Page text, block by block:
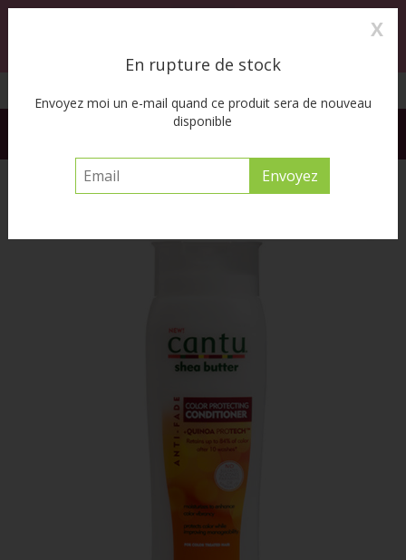
0
FREE SHIPPING ACROSS CANADA on orders of $55 or more
/ Shea Butter Color Protecting Conditioner 13.5oz
En rupture de stock
Envoyez moi un e-mail quand ce produit sera de nouveau
disponible
X